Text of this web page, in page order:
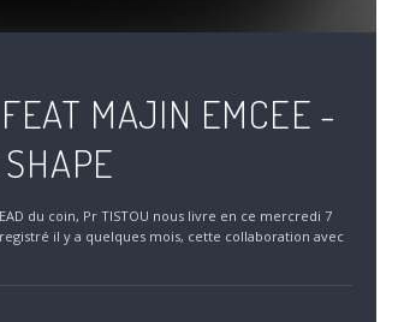
MAJIN EMCEE -
du coin, Pr TISTOU nous livre en ce mercredi 7
il y a quelques mois, cette collaboration avec